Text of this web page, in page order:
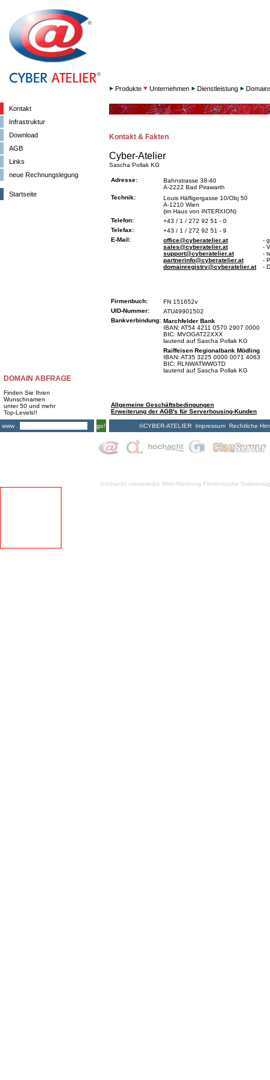
Kontakt
Infrastruktur
Download
AGB
Links
neue Rechnungslegung
Startseite
DOMAIN ABFRAGE
Finden Sie Ihren
Wunschnamen
unter 50 und mehr
Top-Levels!!
www .
go!
Produkte Unternehmen Dienstleistung
Kontakt & Fakten
Cyber-Atelier
Sascha Pollak KG
Adresse:
Bahnstrasse 38-40
A-2222 Bad Pirawarth
Technik:
Louis Häfligergasse 10/Obj 50
A-1210 Wien
(im Haus von INTERXION)
Telefon:
+43 / 1 / 272 92 51 - 0
Telefax:
+43 / 1 / 272 92 51 - 9
E-Mail:
office@cyberatelier.at
sales@cyberatelier.at
support@cyberatelier.at
partnerinfo@cyberatelier.at
domainregistry@cyberatelier.at
-
-
-
-
-
Firmenbuch:
FN 151652v
UID-Nummer:
ATU49901502
Bankverbindung: Marchfelder Bank
IBAN: AT54 4211 0570 2907 0000
BIC: MVOGAT22XXX
lautend auf Sascha Pollak KG
Raiffeisen Regionalbank Mödling
IBAN: AT35 3225 0000 0071 4063
BIC: RLNWATWWGTD
lautend auf Sascha Pollak KG
Allgemeine Geschäftsbedingungen
Erweiterung der AGB's für Serverhousing-Kunden
©CYBER-ATELIER Impressum Rechtliche
hochacht crossmedia Web-Werbung Firmensuche